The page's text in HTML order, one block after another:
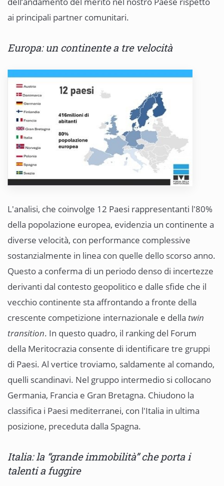
ai principali partner comunitari.
Europa: un continente a tre velocità
L'analisi, che coinvolge 12 Paesi rappresentanti l'80%
della popolazione europea, evidenzia un continente a
diverse velocità, con performance complessive
sostanzialmente in linea con quelle dello scorso anno.
Questo a conferma di un periodo denso di incertezze
derivanti dal contesto geopolitico e dalle sfide che il
vecchio continente sta affrontando a fronte della
crescente competizione internazionale e della twin
transition. In questo quadro, il ranking del Forum
della Meritocrazia consente di identificare tre gruppi
di Paesi. Al vertice troviamo, saldamente al comando,
quelli scandinavi. Nel gruppo intermedio si collocano
Germania, Francia e Gran Bretagna. Chiudono la
classifica i Paesi mediterranei, con l'Italia in ultima
posizione, preceduta dalla Spagna.
Italia: la “grande immobilità” che porta i
talenti a fuggire